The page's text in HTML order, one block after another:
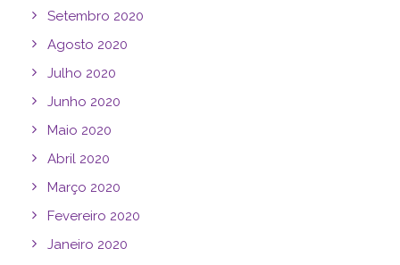
Setembro 2020
Agosto 2020
Julho 2020
Junho 2020
Maio 2020
Abril 2020
Março 2020
Fevereiro 2020
Janeiro 2020